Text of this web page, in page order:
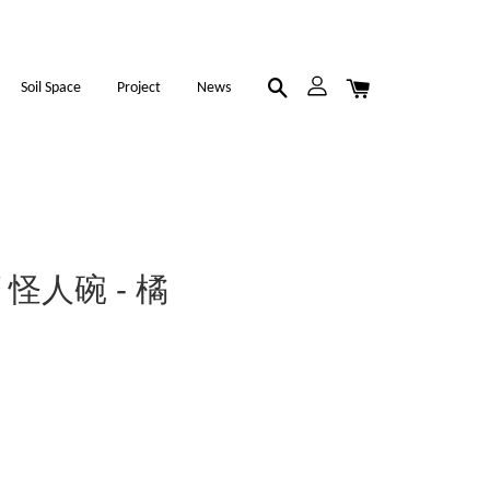
Soil Space Project News
人碗 - 橘